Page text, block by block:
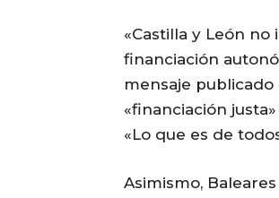
«Castilla y León
financiación
mensaje publicado
«financiación
«Lo que es de
Asimismo,